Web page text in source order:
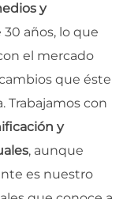
y
años, lo que
el mercado
que éste
Trabajamos con
y
, aunque
es nuestro